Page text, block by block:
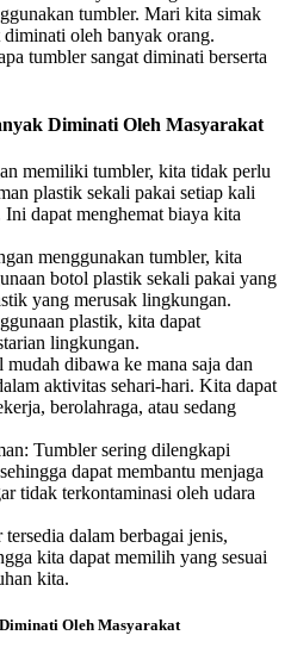
tumbler. Mari kita simak
oleh banyak orang.
tumbler sangat diminati berserta
Diminati Oleh Masyarakat
memiliki tumbler, kita tidak perlu
plastik sekali pakai setiap kali
dapat menghemat biaya kita
menggunakan tumbler, kita
botol plastik sekali pakai yang
yang merusak lingkungan.
plastik, kita dapat
lingkungan.
dibawa ke mana saja dan
aktivitas sehari-hari. Kita dapat
berolahraga, atau sedang
Tumbler sering dilengkapi
dapat membantu menjaga
tidak terkontaminasi oleh udara
dalam berbagai jenis,
kita dapat memilih yang sesuai
kita.
Oleh Masyarakat